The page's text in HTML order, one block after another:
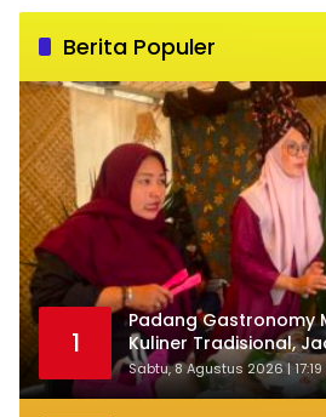
Berita Populer
1
Padang Gastronomy
Kuliner Tradisional,
di HJK ke-357
Sabtu, 8 Agustus 2026 | 17:19